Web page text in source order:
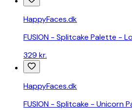
HappyFaces.dk
FUSION - Splitcake Palette -
329 kr.
HappyFaces.dk
FUSION - Splitcake - Unicorn